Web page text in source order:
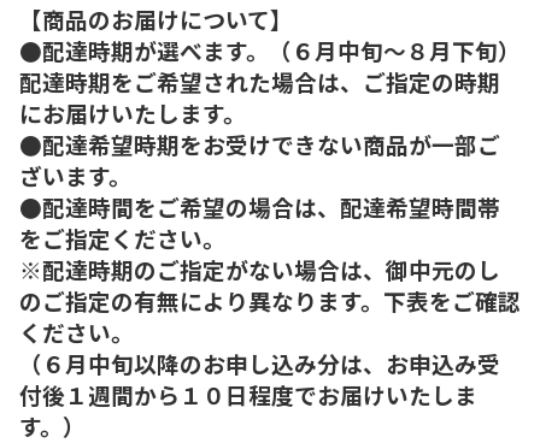
【商品のお届けについて】
●配達時期が選べます。（６月中旬～８月下旬）
配達時期をご希望された場合は、ご指定の時期
にお届けいたします。
●配達希望時期をお受けできない商品が一部ご
ざいます。
●配達時間をご希望の場合は、配達希望時間帯
をご指定ください。
※配達時期のご指定がない場合は、御中元のし
のご指定の有無により異なります。下表をご確認
ください。
（６月中旬以降のお申し込み分は、お申込み受
付後１週間から１０日程度でお届けいたしま
す。）